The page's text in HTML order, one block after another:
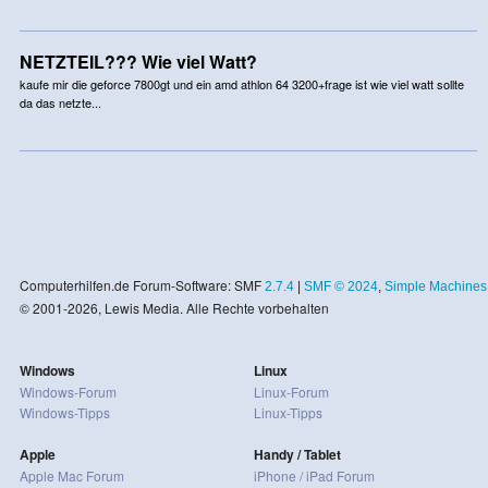
NETZTEIL??? Wie viel Watt?
kaufe mir die geforce 7800gt und ein amd athlon 64 3200+frage ist wie viel watt sollte
da das netzte...
Computerhilfen.de Forum-Software: SMF 2.7.4| SMF © 2024, Simple Machines
© 2001-2026, Lewis Media. Alle Rechte vorbehalten
Windows
Windows-Forum
Windows-Tipps
Apple
Apple Mac Forum
Linux
Linux-Forum
Linux-Tipps
Handy / Tablet
iPhone / iPad Forum